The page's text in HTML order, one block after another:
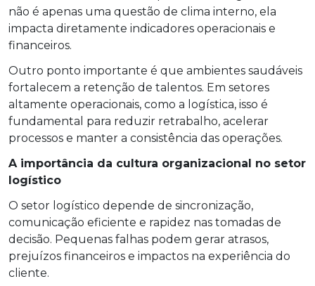
não é apenas uma questão de clima interno, ela
impacta diretamente indicadores operacionais e
financeiros.
Outro ponto importante é que ambientes saudáveis
fortalecem a retenção de talentos. Em setores
altamente operacionais, como a logística, isso é
fundamental para reduzir retrabalho, acelerar
processos e manter a consistência das operações.
A importância da cultura organizacional no setor
logístico
O setor logístico depende de sincronização,
comunicação eficiente e rapidez nas tomadas de
decisão. Pequenas falhas podem gerar atrasos,
prejuízos financeiros e impactos na experiência do
cliente.